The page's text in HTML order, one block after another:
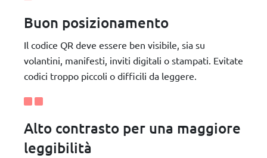
Buon posizionamento
Il codice QR deve essere ben visibile, sia su
volantini, manifesti, inviti digitali o stampati. Evitate
codici troppo piccoli o difficili da leggere.
Alto contrasto per una maggiore
leggibilità